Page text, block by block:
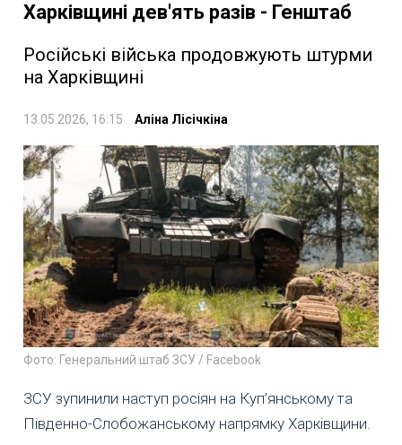
Харківщині дев'ять разів - Генштаб
Російські війська продовжують штурми
на Харківщині
13.05.2026, 16:15 Аліна Лісічкіна
Фото: Генеральний штаб ЗСУ / Facebook
ЗСУ зупинили наступ росіян на Куп’янському та
Південно-Слобожанському напрямку Харківщини.